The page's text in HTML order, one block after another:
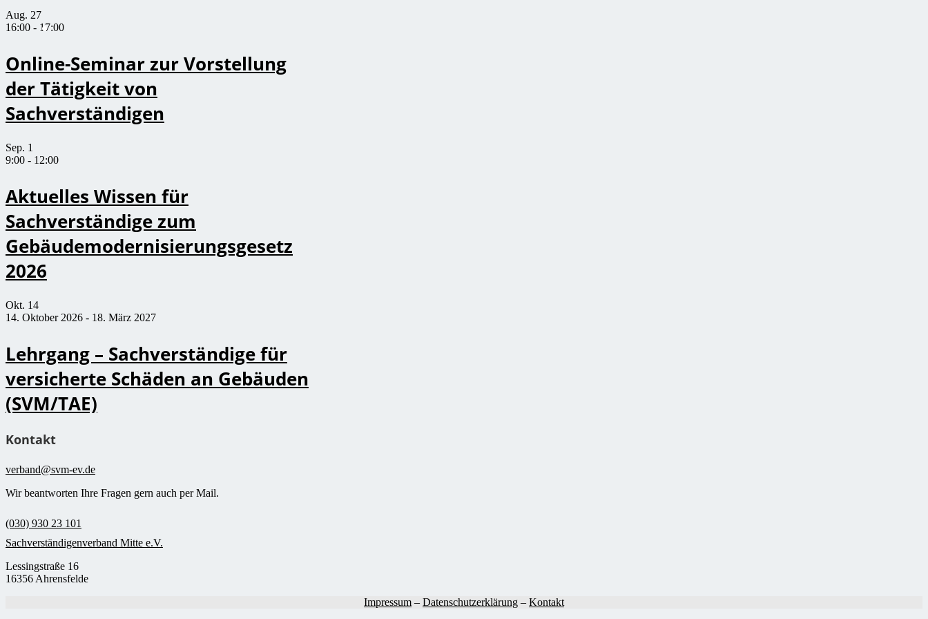
Aug. 27
16:00 - 17:00
Online-Seminar zur Vorstellung
der Tätigkeit von
Sachverständigen
Sep. 1
9:00 - 12:00
Aktuelles Wissen für
Sachverständige zum
Gebäudemodernisierungsgesetz
2026
Okt. 14
14. Oktober 2026 - 18. März 2027
Lehrgang – Sachverständige für
versicherte Schäden an Gebäuden
(SVM/TAE)
Kontakt
verband@svm-ev.de
Wir beantworten Ihre Fragen gern auch per Mail.
(030) 930 23 101
Sachverständigenverband Mitte e.V.
Lessingstraße 16
16356 Ahrensfelde
Impressum – Datenschutzerklärung – Kontakt